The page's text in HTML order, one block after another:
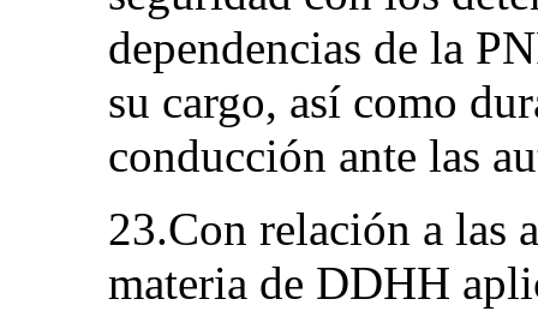
dependencias de la
su cargo, así como
conducción ante las
23.Con relación a las
materia de DDHH